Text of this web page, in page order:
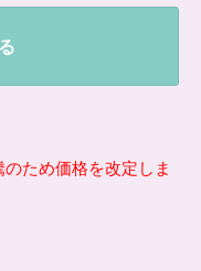
のため価格を改定しま